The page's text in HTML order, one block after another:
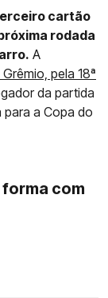
cartão
rodada
A
pela 18ª
da partida
para a Copa do
com